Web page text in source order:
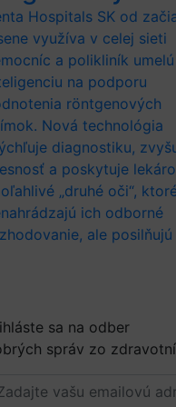
Hospitals SK od
využíva v celej sieti
a polikliník umelú
na podporu
röntgenových
Nová technológia
diagnostiku,
a poskytuje
„druhé oči“,
ich odborné
ale posilňujú
sa na odber
správ zo